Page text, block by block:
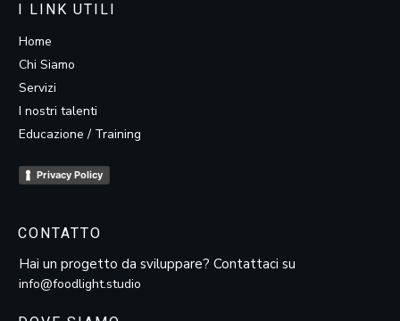
I LINK UTILI
Home
Chi Siamo
Servizi
I nostri talenti
Educazione / Training
Privacy Policy
CONTATTO
Hai un progetto da sviluppare? Contattaci su
info@foodlight.studio